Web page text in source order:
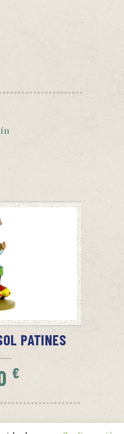
STOCK
PATINES
€